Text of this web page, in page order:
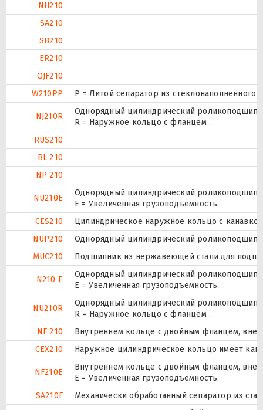
NH210
SA210
SB210
ER210
QJF210
W210PP
P = Литой сепаратор из
NJ210R
Однорядный цилиндрический
R = Наружное кольцо с фланцем .
RUS210
BL 210
NP 210
NU210E
Однорядный цилиндрический
Е = Увеличенная грузоподъемность.
CES210
Цилиндрическое наружное кольцо с
NUP210
Однорядный цилиндрический
MUC210
Подшипник из нержавеющей стали для
N210 E
Однорядный цилиндрический
Е = Увеличенная грузоподъемность.
NU210R
Однорядный цилиндрический
R = Наружное кольцо с фланцем .
NF 210
Внутреннем кольце с двойным фланцем,
CEX210
Наружное цилиндрическое кольцо имеет
NF210E
Внутреннем кольце с двойным фланцем,
Е = Увеличенная грузоподъемность.
SA210F
Механически обработанный сепаратор из